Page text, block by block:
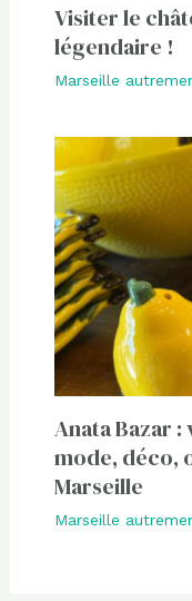
Visiter le
légendaire !
Marseille
Anata Bazar
mode, déco,
Marseille
Marseille